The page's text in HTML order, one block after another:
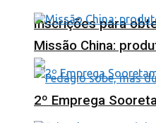
Inscrições para
Missão China:
2º Emprega